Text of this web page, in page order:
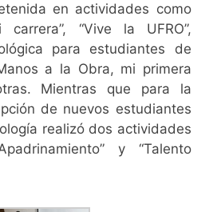
en actividades como
carrera”, “Vive la UFRO”,
para estudiantes de
a la Obra, mi primera
Mientras que para la
de nuevos estudiantes
realizó dos actividades
y “Talento